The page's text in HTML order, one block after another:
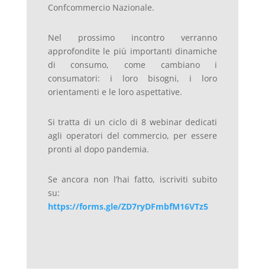
Confcommercio Nazionale.
Nel prossimo incontro verranno
approfondite le più importanti dinamiche
di consumo, come cambiano i
consumatori: i loro bisogni, i loro
orientamenti e le loro aspettative.
Si tratta di un ciclo di 8 webinar dedicati
agli operatori del commercio, per essere
pronti al dopo pandemia.
Se ancora non l’hai fatto, iscriviti subito
su:
https://forms.gle/ZD7ryDFmbfM16VTz5